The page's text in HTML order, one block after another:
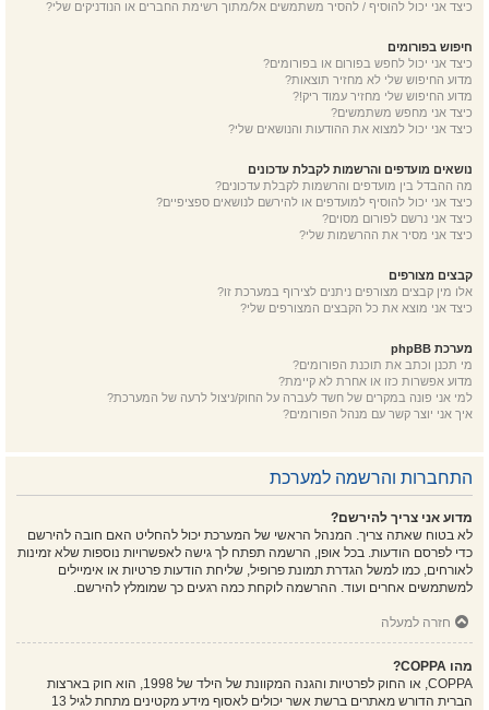
כיצד אני יכול להוסיף / להסיר משתמשים אל/מתוך רשימת החברים או הנודניקים שלי?
חיפוש בפורומים
כיצד אני יכול לחפש בפורום או בפורומים?
מדוע החיפוש שלי לא מחזיר תוצאות?
מדוע החיפוש שלי מחזיר עמוד ריק!?
כיצד אני מחפש משתמשים?
כיצד אני יכול למצוא את ההודעות והנושאים שלי?
נושאים מועדפים והרשמות לקבלת עדכונים
מה ההבדל בין מועדפים והרשמות לקבלת עדכונים?
כיצד אני יכול להוסיף למועדפים או להירשם לנושאים ספציפיים?
כיצד אני נרשם לפורום מסוים?
כיצד אני מסיר את ההרשמות שלי?
קבצים מצורפים
אלו מין קבצים מצורפים ניתנים לצירוף במערכת זו?
כיצד אני מוצא את כל הקבצים המצורפים שלי?
מערכת phpBB
מי תכנן וכתב את תוכנת הפורומים?
מדוע אפשרות כזו או אחרת לא קיימת?
למי אני פונה במקרים של חשד לעברה על החוק/ניצול לרעה של המערכת?
איך אני יוצר קשר עם מנהל הפורומים?
התחברות והרשמה למערכת
מדוע אני צריך להירשם?
לא בטוח שאתה צריך. המנהל הראשי של המערכת יכול להחליט האם חובה להירשם
כדי לפרסם הודעות. בכל אופן, הרשמה תפתח לך גישה לאפשרויות נוספות שלא זמינות
לאורחים, כמו למשל הגדרת תמונת פרופיל, שליחת הודעות פרטיות או אימיילים
למשתמשים אחרים ועוד. ההרשמה לוקחת כמה רגעים כך שמומלץ להירשם.
חזרה למעלה
מהו COPPA?
COPPA, או החוק לפרטיות והגנה המקוונת של הילד של 1998, הוא חוק בארצות
הברית הדורש מאתרים ברשת אשר יכולים לאסוף מידע מקטינים מתחת לגיל 13